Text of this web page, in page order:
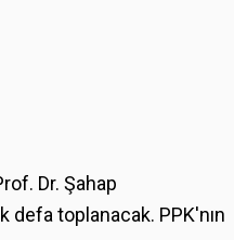
Dr. Şahap
defa toplanacak. PPK'nın